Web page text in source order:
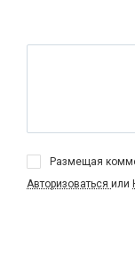
Размещая
Авторизоваться или